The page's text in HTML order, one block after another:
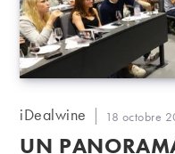
Auteur/autrice
la
iDealwine
Publication
publiée :
18 octobre
UN